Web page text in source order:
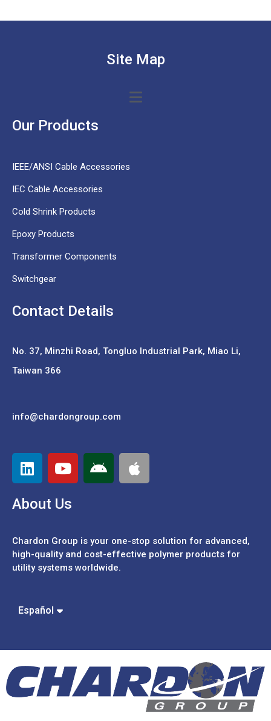
Site Map
Our Products
IEEE/ANSI Cable Accessories
IEC Cable Accessories
Cold Shrink Products
Epoxy Products
Transformer Components
Switchgear
Contact Details
No. 37, Minzhi Road, Tongluo Industrial Park, Miao Li,
Taiwan 366
info@chardongroup.com
About Us
Chardon Group is your one-stop solution for advanced,
high-quality and cost-effective polymer products for
utility systems worldwide.
Español
Português
English